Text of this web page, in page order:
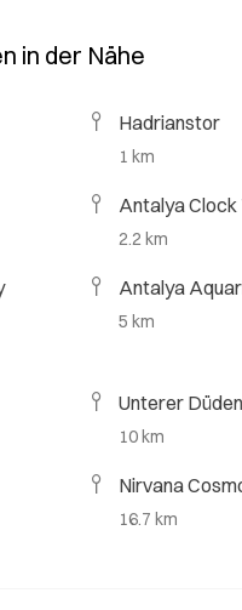
in der Nähe
Hadrianstor
1 km
Antalya
2.2 km
Antalya
5 km
Unterer
10 km
Nirvana
16.7 km